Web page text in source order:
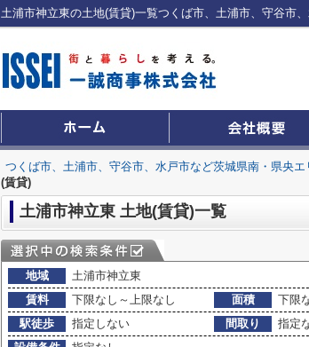
つくば市、土浦市、守谷市、水戸市など茨城県南・県央
(賃貸)
土浦市神立東 土地(賃貸)一覧
地域
土浦市神立東
賃料
下限なし～上限なし 面積
下限
駅徒歩
指定しない 間取り
指定